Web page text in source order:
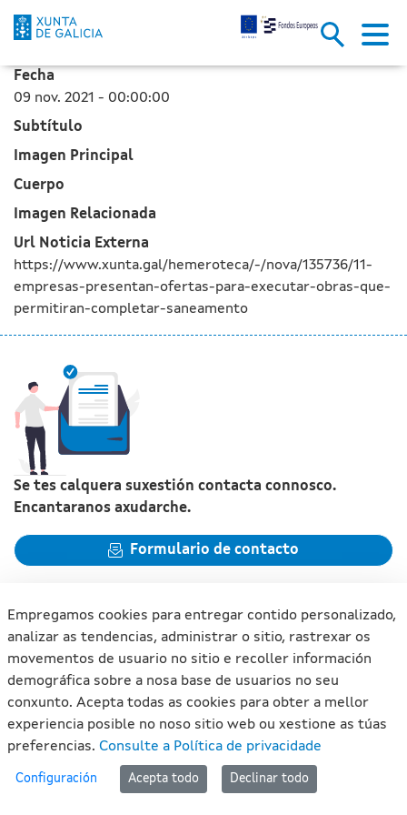
11 empresas presentan
Skip to Main Content
Fecha
09 nov. 2021 - 00:00:00
Subtítulo
Imagen Principal
Cuerpo
Imagen Relacionada
Url Noticia Externa
https://www.xunta.gal/hemeroteca/-/nova/135736/11-
empresas-presentan-ofertas-para-executar-obras-que-
permitiran-completar-saneamento
Se tes calquera suxestión contacta connosco.
Encantaranos axudarche.
Formulario de contacto
Xunta de Galicia. Información mantida e publicada na internet
pola Xunta de Galicia
Atención á cidadanía
Accesibilidade
Mapa do portal
Empregamos cookies para entregar contido personalizado,
analizar as tendencias, administrar o sitio, rastrexar os
movementos de usuario no sitio e recoller información
demográfica sobre a nosa base de usuarios no seu
conxunto. Acepta todas as cookies para obter a mellor
experiencia posible no noso sitio web ou xestione as túas
preferencias. Consulte a Política de privacidade
Configuración Acepta todo Declinar todo